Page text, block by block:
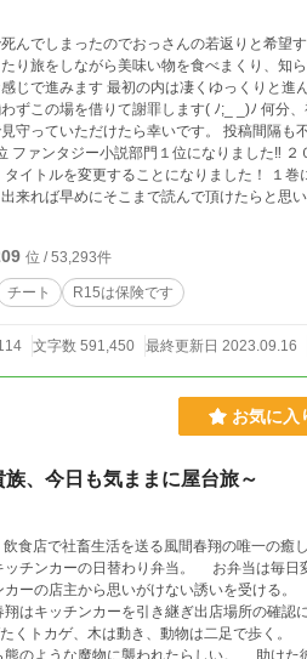
んでしまったのでおっさんの若返りと希望
り旅をしながら美味い物を食べまくり、知
で進みます 最初の内は凄くゆっくりと進ん
りて謝罪します( ﾉ;_ _)ﾉ 何分、初投稿作品なの
幸いです。 投稿間隔も不定期になると思い
イトルを変更することになりました！ １巻
れば早めにそこまで読んで頂けたらと思いま
い異世界のグルメを満喫する！】 ８月２５日TSUTA
位 / 53,293件
チート R15は保険です
文字数 591,450 最終更新日 2023.09.16
お気に入
、今日も気ままに屋台旅～
チンカーの日替わり弁当。 お弁当は毎日
ら思いがけない誘いを受ける。 「このキッチンカ
木は動き、動物は二足で歩く。 恐怖のまま車を走